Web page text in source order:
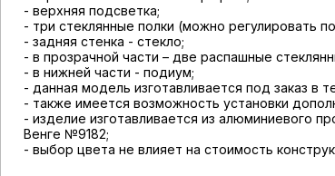
- верхняя подсветка;
- три стеклянные полки (можно регулировать
- задняя стенка - стекло;
- в прозрачной части – две распашные
- в нижней части - подиум;
- данная модель изготавливается под заказ в
- также имеется возможность установки
- изделие изготавливается из алюминиевого
Венге №9182;
- выбор цвета не влияет на стоимость